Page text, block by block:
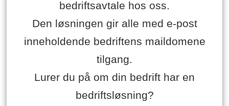
bedriftsavtale hos oss.
Den løsningen gir alle med e-post
inneholdende bedriftens maildomene
tilgang.
Lurer du på om din bedrift har en
bedriftsløsning?